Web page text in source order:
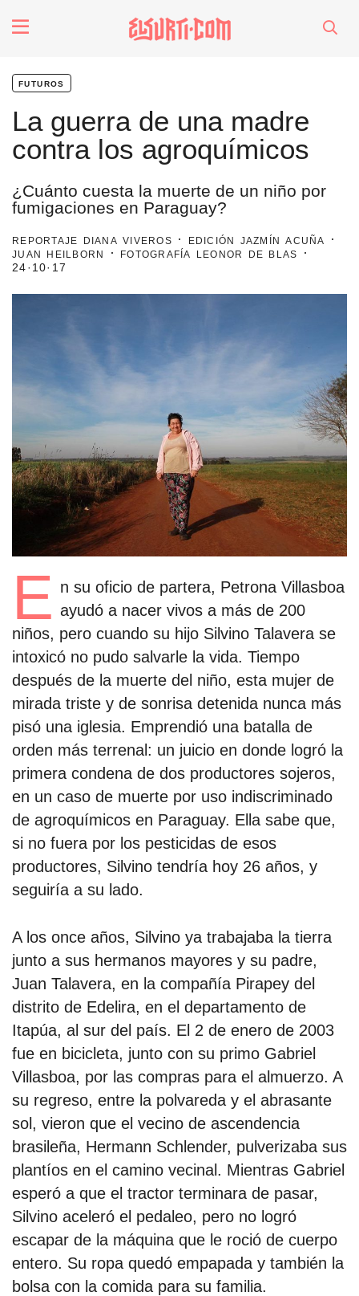
Futuros
Soberanas
Oligarquía
Despacio Sonoro
invasores vip
estronismo climático
escuelas fumigadas
historia de las mujeres
patria contratista
plan del terror
consumo ilustrado
surti impreso
por formato
scrolls
timeline
chequeo
descargables
futuros
La guerra de una madre
contra los agroquímicos
¿Cuánto cuesta la muerte de un niño por
fumigaciones en Paraguay?
reportaje diana viveros · edición jazmín acuña ·
juan heilborn · fotografía leonor de blas ·
24·10·17
E n su oficio de partera, Petrona Villasboa
ayudó a nacer vivos a más de 200
niños, pero cuando su hijo Silvino Talavera se
intoxicó no pudo salvarle la vida. Tiempo
después de la muerte del niño, esta mujer de
mirada triste y de sonrisa detenida nunca más
pisó una iglesia. Emprendió una batalla de
orden más terrenal: un juicio en donde logró la
primera condena de dos productores sojeros,
en un caso de muerte por uso indiscriminado
de agroquímicos en Paraguay. Ella sabe que,
si no fuera por los pesticidas de esos
productores, Silvino tendría hoy 26 años, y
seguiría a su lado.
A los once años, Silvino ya trabajaba la tierra
junto a sus hermanos mayores y su padre,
Juan Talavera, en la compañía Pirapey del
distrito de Edelira, en el departamento de
Itapúa, al sur del país. El 2 de enero de 2003
fue en bicicleta, junto con su primo Gabriel
Villasboa, por las compras para el almuerzo. A
su regreso, entre la polvareda y el abrasante
sol, vieron que el vecino de ascendencia
brasileña, Hermann Schlender, pulverizaba sus
plantíos en el camino vecinal. Mientras Gabriel
esperó a que el tractor terminara de pasar,
Silvino aceleró el pedaleo, pero no logró
escapar de la máquina que le roció de cuerpo
entero. Su ropa quedó empapada y también la
bolsa con la comida para su familia.